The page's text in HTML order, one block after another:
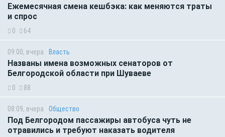
Ежемесячная смена кешбэка: как меняются траты
и спрос
0 64
09:00, вчера Власть
Названы имена возможных сенаторов от
Белгородской области при Шуваеве
0 88
08:09, вчера Общество
Под Белгородом пассажиры автобуса чуть не
отравились и требуют наказать водителя